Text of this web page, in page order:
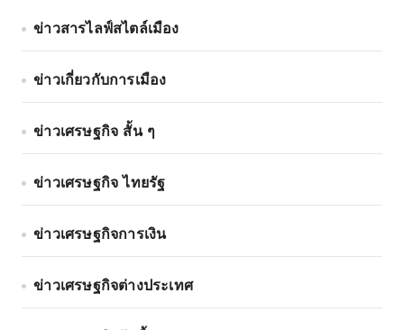
ข่าวสารไลฟ์สไตล์เมือง
ข่าวเกี่ยวกับการเมือง
ข่าวเศรษฐกิจ สั้น ๆ
ข่าวเศรษฐกิจ ไทยรัฐ
ข่าวเศรษฐกิจการเงิน
ข่าวเศรษฐกิจต่างประเทศ